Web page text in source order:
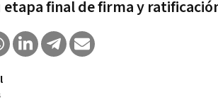
etapa final de firma y